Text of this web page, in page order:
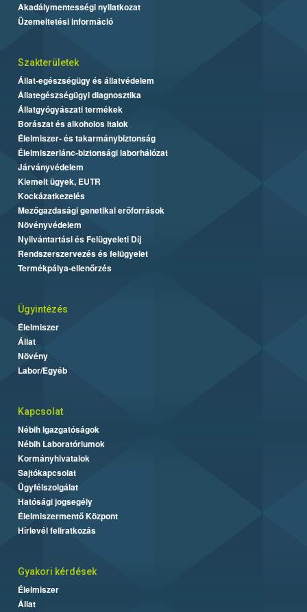
Akadálymentességi nyilatkozat
Üzemeltetési információ
Szakterületek
Állat-egészségügy és állatvédelem
Állategészségügyi diagnosztika
Állatgyógyászati termékek
Borászat és alkoholos italok
Élelmiszer- és takarmánybiztonság
Élelmiszerlánc-biztonsági laborhálózat
Járványvédelem
Kiemelt ügyek, EUTR
Kockázatkezelés
Mezőgazdasági genetikai erőforrások
Növényvédelem
Nyilvántartási és Felügyeleti Díj
Rendszerszervezés és felügyelet
Termékpálya-ellenőrzés
Ügyintézés
Élelmiszer
Állat
Növény
Labor/Egyéb
Kapcsolat
Nébih Igazgatóságok
Nébih Laboratóriumok
Kormányhivatalok
Sajtókapcsolat
Ügyfélszolgálat
Hatósági jogsegély
Élelmiszermentő Központ
Hírlevél feliratkozás
Gyakori kérdések
Élelmiszer
Állat